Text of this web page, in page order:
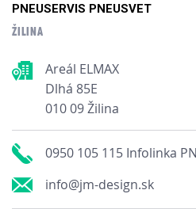
PNEUSERVIS PNEUSVET
ŽILINA
Areál ELMAX
Dlhá 85E
010 09 Žilina
0950 105 115 Infolinka
info@jm-design.sk